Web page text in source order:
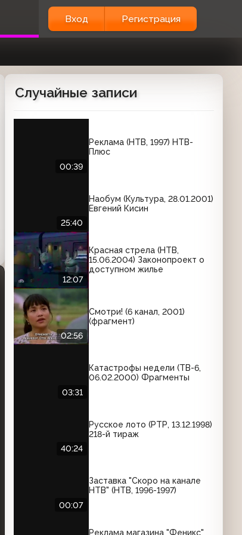
Вход Регистрация
Случайные записи
00:39
Реклама (НТВ, 1997) НТВ-
Плюс
25:40
Наобум (Культура, 28.01.2001)
Евгений Кисин
12:07
Красная стрела (НТВ,
15.06.2004) Законопроект о
доступном жилье
02:56
Смотри! (6 канал, 2001)
(фрагмент)
03:31
Катастрофы недели (ТВ-6,
06.02.2000) Фрагменты
40:24
Русское лото (РТР, 13.12.1998)
218-й тираж
00:07
Заставка "Скоро на канале
НТВ" (НТВ, 1996-1997)
Реклама магазина "Феникс"